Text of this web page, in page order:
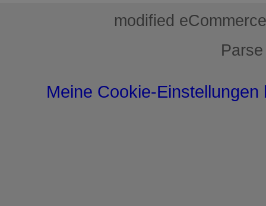
mod ified
Meine Cookie-